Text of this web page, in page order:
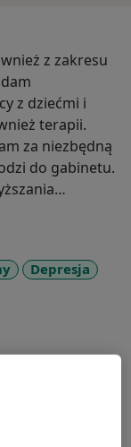
z zakresu
z dziećmi i
terapii.
za niezbędną
do gabinetu.
oraz
sytuacji
Depresja